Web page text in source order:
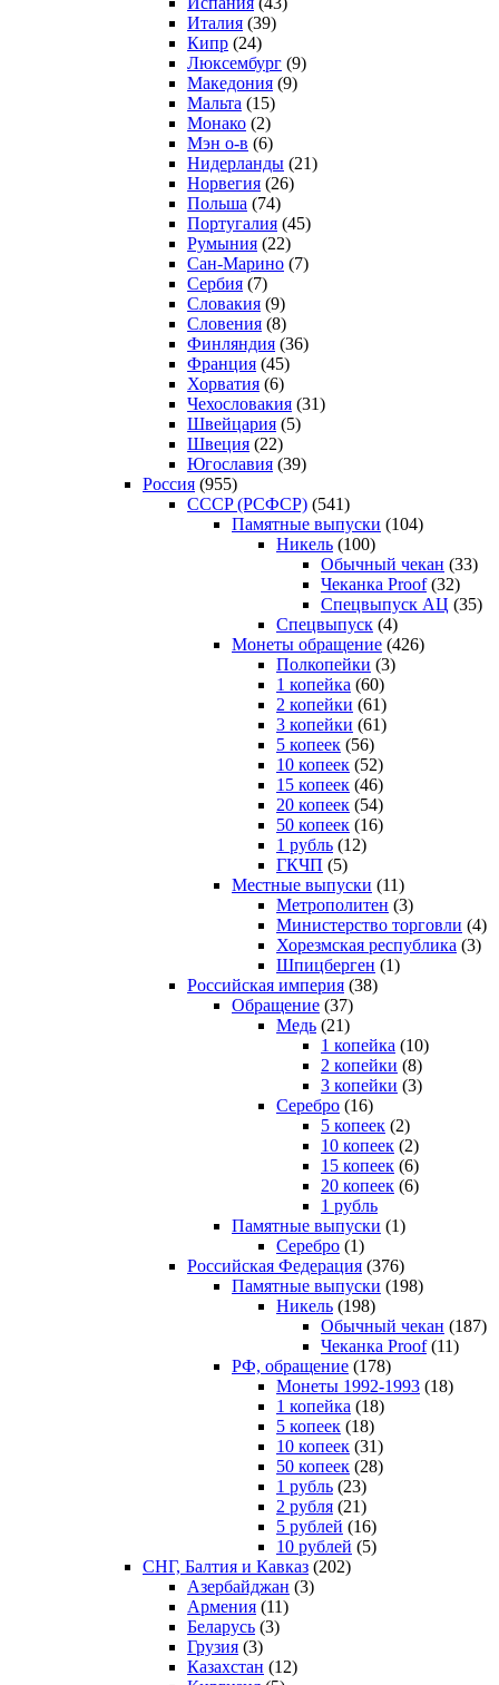
Италия (39)
Кипр (24)
Люксембург (9)
Македония (9)
Мальта (15)
Монако (2)
Мэн о-в (6)
Нидерланды (21)
Норвегия (26)
Польша (74)
Португалия (45)
Румыния (22)
Сан-Марино (7)
Сербия (7)
Словакия (9)
Словения (8)
Финляндия (36)
Франция (45)
Хорватия (6)
Чехословакия (31)
Швейцария (5)
Швеция (22)
Югославия (39)
Россия (955)
CCCP (РСФСР) (541)
Памятные выпуски (104)
Никель (100)
Обычный чекан (33)
Чеканка Proof(32)
Спецвыпуск АЦ (35)
Спецвыпуск (4)
Монеты обращение (426)
Полкопейки (3)
1 копейка (60)
2 копейки (61)
3 копейки (61)
5 копеек (56)
10 копеек (52)
15 копеек (46)
20 копеек (54)
50 копеек (16)
1 рубль (12)
ГКЧП (5)
Местные выпуски (11)
Метрополитен (3)
Министерство торговли (4)
Хорезмская республика (3)
Шпицберген (1)
Российская империя (38)
Обращение (37)
Медь (21)
1 копейка (10)
2 копейки (8)
3 копейки (3)
Серебро (16)
5 копеек (2)
10 копеек (2)
15 копеек (6)
20 копеек (6)
1 рубль
Памятные выпуски (1)
Серебро (1)
Российская Федерация (376)
Памятные выпуски (198)
Никель (198)
Обычный чекан (187)
Чеканка Proof(11)
РФ, обращение (178)
Монеты 1992-1993 (18)
1 копейка (18)
5 копеек (18)
10 копеек (31)
50 копеек (28)
1 рубль (23)
2 рубля (21)
5 рублей (16)
10 рублей (5)
СНГ, Балтия и Кавказ (202)
Азербайджан (3)
Армения (11)
Беларусь (3)
Грузия (3)
Казахстан (12)